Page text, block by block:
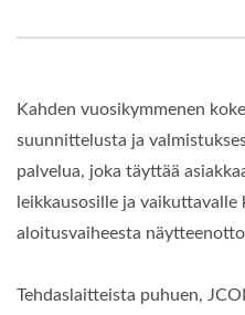
Kahden vuosikymmenen
suunnittelusta ja
palvelua, joka täyttää
leikkausosille ja
aloitusvaiheesta
Tehdaslaitteista puhuen,